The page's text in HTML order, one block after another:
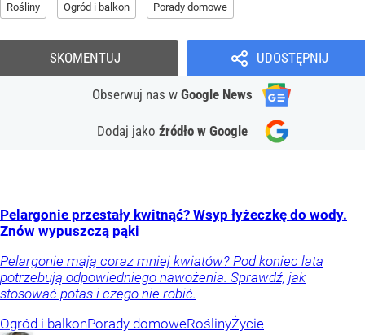
Rośliny Ogród i balkon Porady domowe
UDOSTĘPNIJ
Obserwuj nas w Google News
Dodaj jako źródło w Google
SKOMENTUJ
Pelargonie przestały kwitnąć? Wsyp łyżeczkę do wody.
Znów wypuszczą pąki
Pelargonie mają coraz mniej kwiatów? Pod koniec lata
potrzebują odpowiedniego nawożenia. Sprawdź, jak
stosować potas i czego nie robić.
Ogród i balkonPorady domoweRoślinyŻycie